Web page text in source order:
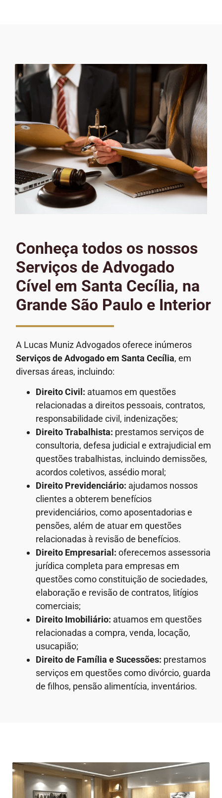
Conheça todos os nossos
Serviços de Advogado
Cível em Santa Cecília, na
Grande São Paulo e Interior
A Lucas Muniz Advogados oferece inúmeros
Serviços de Advogadoem Santa Cecília, em
diversas áreas, incluindo:
Direito Civil: atuamos em questões
relacionadas a direitos pessoais, contratos,
responsabilidade civil, indenizações;
Direito Trabalhista: prestamos serviços de
consultoria, defesa judicial e extrajudicial em
questões trabalhistas, incluindo demissões,
acordos coletivos, assédio moral;
Direito Previdenciário: ajudamos nossos
clientes a obterem benefícios
previdenciários, como aposentadorias e
pensões, além de atuar em questões
relacionadas à revisão de benefícios.
Direito Empresarial: oferecemos assessoria
jurídica completa para empresas em
questões como constituição de sociedades,
elaboração e revisão de contratos, litígios
comerciais;
Direito Imobiliário: atuamos em questões
relacionadas a compra, venda, locação,
usucapião;
Direito de Família e Sucessões: prestamos
serviços em questões como divórcio, guarda
de filhos, pensão alimentícia, inventários.